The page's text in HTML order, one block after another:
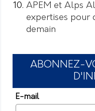
APEM et Alps
expertises pour
demain
ABONNEZ-
E-mail